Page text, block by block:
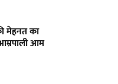
मेहनत का
आम